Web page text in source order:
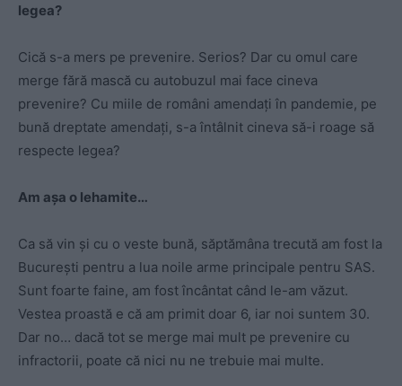
legea?
Cică s-a mers pe prevenire. Serios? Dar cu omul care
merge fără mască cu autobuzul mai face cineva
prevenire? Cu miile de români amendați în pandemie, pe
bună dreptate amendați, s-a întâlnit cineva să-i roage să
respecte legea?
Am așa o lehamite…
Ca să vin și cu o veste bună, săptămâna trecută am fost la
București pentru a lua noile arme principale pentru SAS.
Sunt foarte faine, am fost încântat când le-am văzut.
Vestea proastă e că am primit doar 6, iar noi suntem 30.
Dar no… dacă tot se merge mai mult pe prevenire cu
infractorii, poate că nici nu ne trebuie mai multe.